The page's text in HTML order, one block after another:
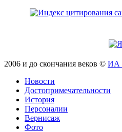
2006 и до скончания веков © ИА
Новости
Достопримечательности
История
Персоналии
Вернисаж
Фото